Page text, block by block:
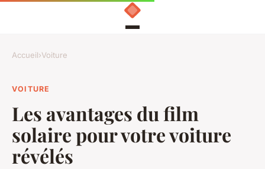
Accueil›Voiture
VOITURE
Les avantages du film
solaire pour votre voiture
révélés